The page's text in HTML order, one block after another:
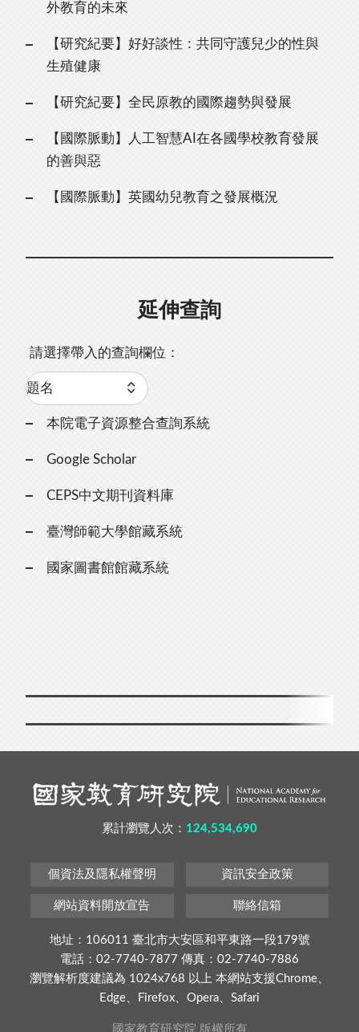
外教育的未來
【研究紀要】好好談性：共同守護兒少的性與
生殖健康
【研究紀要】全民原教的國際趨勢與發展
【國際脈動】人工智慧AI在各國學校教育發展
的善與惡
【國際脈動】英國幼兒教育之發展概況
延伸查詢
請選擇帶入的查詢欄位：
本院電子資源整合查詢系統
Google Scholar
CEPS中文期刊資料庫
臺灣師範大學館藏系統
國家圖書館館藏系統
累計瀏覽人次： 124,534,690
個資法及隱私權聲明 資訊安全政策
網站資料開放宣告 聯絡信箱
地址：106011 臺北市大安區和平東路一段179號
電話：02-7740-7877 傳真：02-7740-7886
瀏覽解析度建議為 1024x768 以上 本網站支援Chrome、
Edge、Firefox、Opera、Safari
國家教育研究院 版權所有